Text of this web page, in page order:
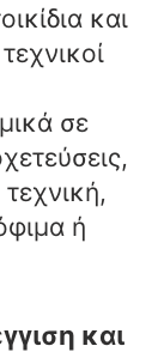
και
σε
ή
και